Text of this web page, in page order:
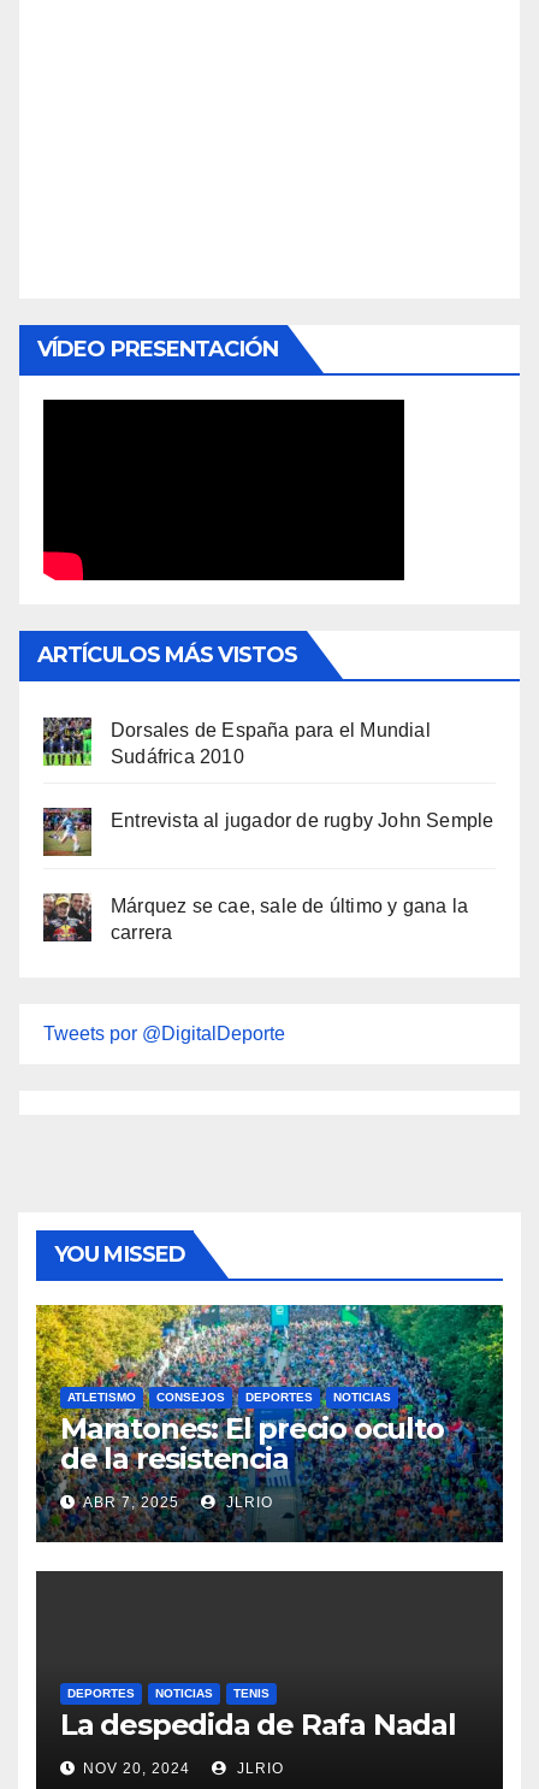
VÍDEO PRESENTACIÓN
ARTÍCULOS MÁS VISTOS
Dorsales de España para el Mundial
Sudáfrica 2010
Entrevista al jugador de rugby John Semple
Márquez se cae, sale de último y gana la
carrera
Tweets por @DigitalDeporte
YOU MISSED
ATLETISMO CONSEJOS DEPORTES NOTICIAS
Maratones: El precio oculto
de la resistencia
ABR 7, 2025 JLRIO
DEPORTES NOTICIAS TENIS
La despedida de Rafa Nadal
NOV 20, 2024 JLRIO